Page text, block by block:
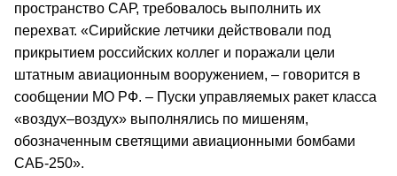
пространство САР, требовалось выполнить их
перехват. «Сирийские летчики действовали под
прикрытием российских коллег и поражали цели
штатным авиационным вооружением, – говорится в
сообщении МО РФ. – Пуски управляемых ракет класса
«воздух–воздух» выполнялись по мишеням,
обозначенным светящими авиационными бомбами
САБ-250».